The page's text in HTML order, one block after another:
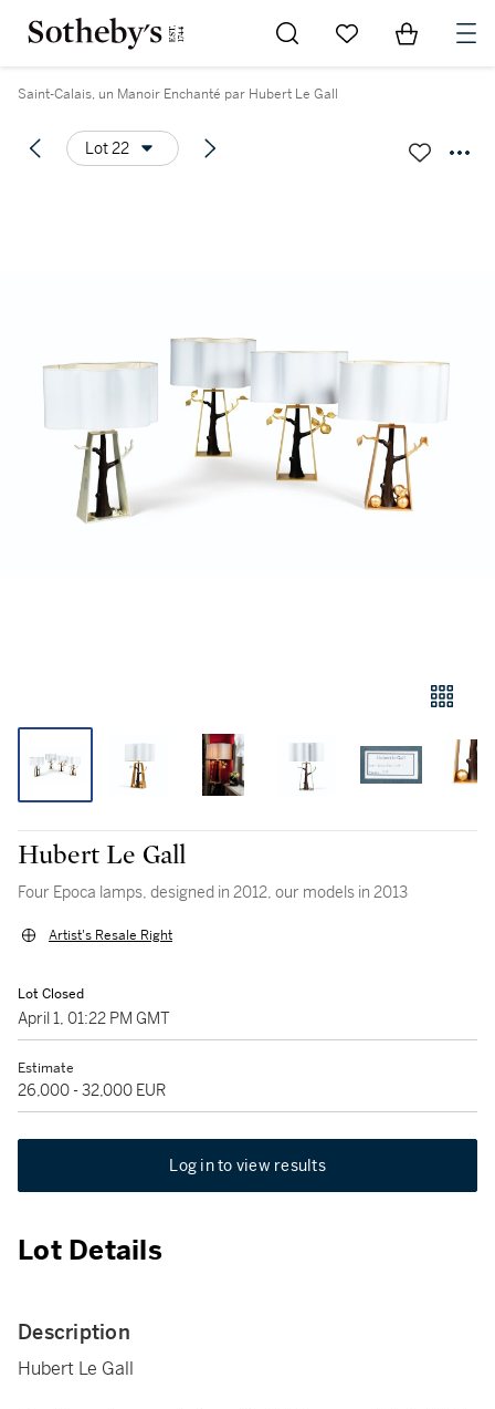
Go to My Favorites
Items in
Saint-Calais, un Manoir Enchanté par Hubert Le Gall
Lot 22
Hubert Le Gall
Four Epoca lamps, designed in 2012, our models in 2013
Artist's Resale Right
Lot Closed
April 1, 01:22 PM GMT
Estimate
26,000 - 32,000 EUR
Log in to view results
Lot Details
Description
Hubert Le Gall